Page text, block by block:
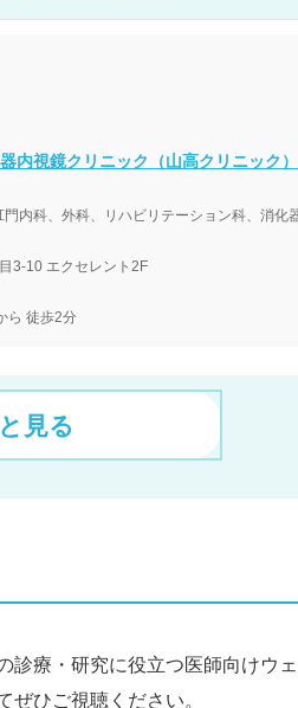
内視鏡クリニック（山高クリニック）
内科、外科、リハビリテーション科、消化
3-10 エクセレント2F
ら 徒歩2分
見る
診療・研究に役立つ医師向けウ
ひご視聴ください。